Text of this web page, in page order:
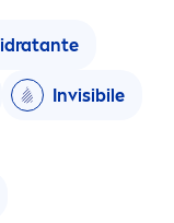
idratante
Invisibile